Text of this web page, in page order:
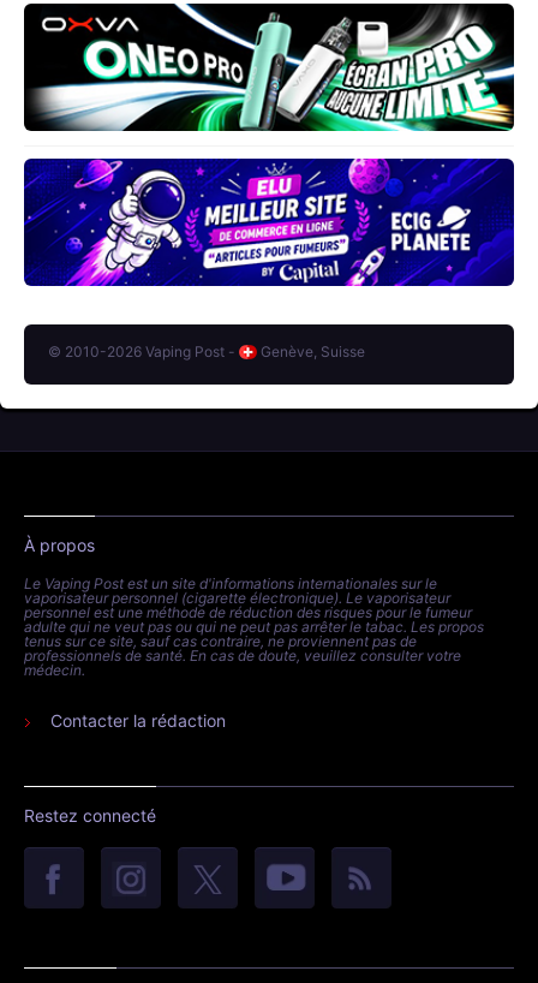
© 2010-2026 Vaping Post - Genève, Suisse
À propos
Le Vaping Post est un site d'informations internationales sur le
vaporisateur personnel (cigarette électronique). Le vaporisateur
personnel est une méthode de réduction des risques pour le fumeur
adulte qui ne veut pas ou qui ne peut pas arrêter le tabac. Les propos
tenus sur ce site, sauf cas contraire, ne proviennent pas de
professionnels de santé. En cas de doute, veuillez consulter votre
médecin.
Contacter la rédaction
Restez connecté